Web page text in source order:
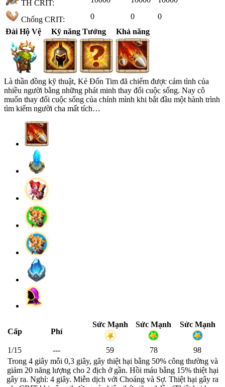
TH CRIT:
Chống CRIT: 0 0
0
Đài Hộ Vệ
Kỹ năng Tướng Khả năng
Là thần đồng kỹ thuật, Kẻ Đốn Tim đã chiếm được cảm tình của
nhiều người bằng những phát minh thay đổi cuộc sống. Nay cô
muốn thay đổi cuộc sống của chính mình khi bắt đầu một hành trình
tìm kiếm người cha mất tích…
Cấp Phí
Sức Mạnh Sức Mạnh Sức Mạnh
1/15 --- 59 78
98
Trong 4 giây mỗi 0,3 giây, gây thiệt hại bằng 50% công thường và
giảm 20 năng lượng cho 2 địch ở gần. Hồi máu bằng 15% thiệt hại
gây ra. Nghỉ: 4 giây. Miễn dịch với Choáng và Sợ. Thiệt hại gây ra